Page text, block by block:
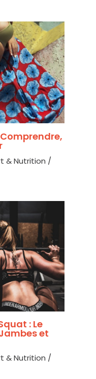
& Nutrition /
: Le
et
& Nutrition /